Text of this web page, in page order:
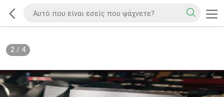
2/ 4